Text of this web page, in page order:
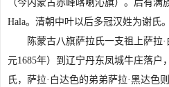
（今内蒙古赤峰喀喇沁旗）。后有满
Hala。清朝中叶以后多冠汉姓为谢氏。
陈蒙古八旗萨拉氏一支祖上萨拉
元1685年）到辽宁丹东凤城牛庄落户
氏，萨拉·白达色的弟弟萨拉·黑达色